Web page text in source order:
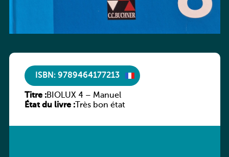
ISBN: 9789464177213
Titre :BIOLUX 4 – Manuel
État du livre :Très bon état